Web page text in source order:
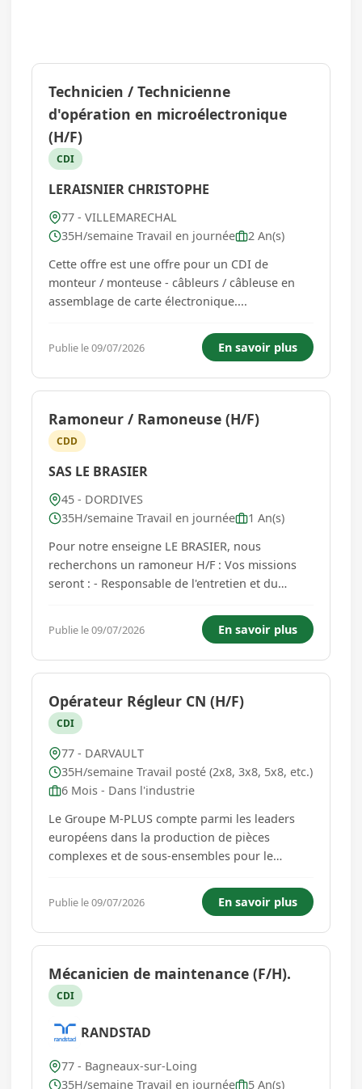
Technicien / Technicienne
d'opération en microélectronique
(H/F)
CDI
LERAISNIER CHRISTOPHE
77 - VILLEMARECHAL
35H/semaine Travail en journée
2 An(s)
Cette offre est une offre pour un CDI de
monteur / monteuse - câbleurs / câbleuse en
assemblage de carte électronique....
Publie le 09/07/2026 En savoir plus
Ramoneur / Ramoneuse (H/F)
CDD
SAS LE BRASIER
45 - DORDIVES
35H/semaine Travail en journée
1 An(s)
Pour notre enseigne LE BRASIER, nous
recherchons un ramoneur H/F : Vos missions
seront : - Responsable de l'entretien et du
garantissant ainsi la sécurité et le bon
fonctionnement des installations, - Assistance
débistrage et démoussage - Contrôle disconn...
Publie le 09/07/2026 En savoir plus
Opérateur Régleur CN (H/F)
CDI
77 - DARVAULT
35H/semaine Travail posté (2x8, 3x8, 5x8, etc.)
6 Mois - Dans l'industrie
Le Groupe M-PLUS compte parmi les leaders
européens dans la production de pièces
complexes et de sous-ensembles pour le
et l'énergie. Nos valeurs sont inscrites dans
notre ADN : une entreprise humaine, une
entreprise conquérante, l'obsession de...
Publie le 09/07/2026 En savoir plus
Mécanicien de maintenance (F/H).
CDI
RANDSTAD
77 - Bagneaux-sur-Loing
35H/semaine Travail en journée
5 An(s)